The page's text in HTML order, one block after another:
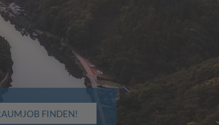
FINDEN!